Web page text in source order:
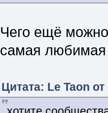
Чего ещё можно
самая
Цитата: Le Taon